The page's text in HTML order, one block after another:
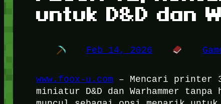
untuk D&D dan
Feb 14, 2026
www.foox-u.com – Mencari printer
miniatur D&D dan Warhammer tanpa